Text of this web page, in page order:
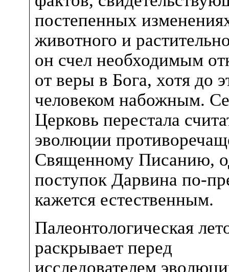
постепенных
животного и
он счел необходимым
от веры в Бога, хотя до
человеком набожным.
Церковь перестала
эволюции
Священному Писанию,
поступок Дарвина по-
кажется естественным.
Палеонтологическая
раскрывает перед
исследователем